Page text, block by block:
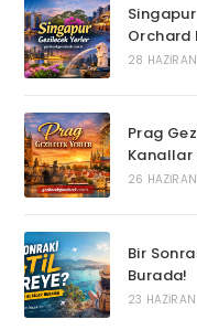
Orchard
28
Prag
Kanallar
26
Bir
Burada!
23